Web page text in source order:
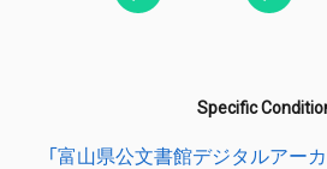
Specific
「富山県公文書館デジタルアー